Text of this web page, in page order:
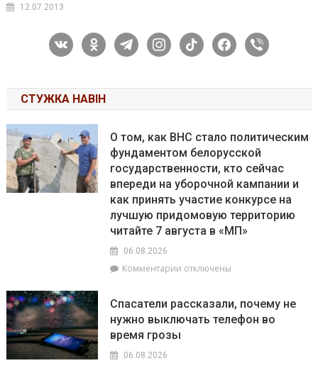
12.07.2013
vkontakteodnoklassniki
telegraminstagram
tiktok facebook
viber
СТУЖКА НАВІН
О том, как ВНС стало политическим
фундаментом белорусской
государственности, кто сейчас
впереди на уборочной кампании и
как принять участие конкурсе на
лучшую придомовую территорию
читайте 7 августа в «МП»
06.08.2026
Комментарии к
том,
как
отключены
Спасатели рассказали, почему не
нужно выключать телефон во
время грозы
06.08.2026